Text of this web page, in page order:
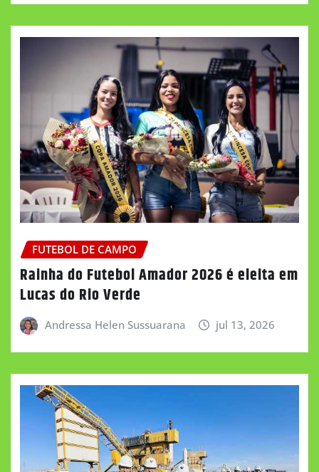
FUTEBOL DE CAMPO
Rainha do Futebol Amador 2026 é eleita em
Lucas do Rio Verde
Andressa Helen Sussuarana jul 13, 2026